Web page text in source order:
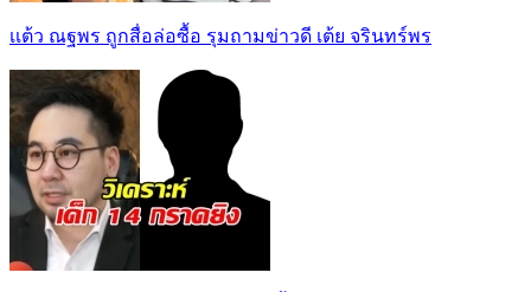
เเต้ว ณฐพร ถูกสื่อล่อซื้อ รุมถามข่าวดี เต้ย จรินทร์พร